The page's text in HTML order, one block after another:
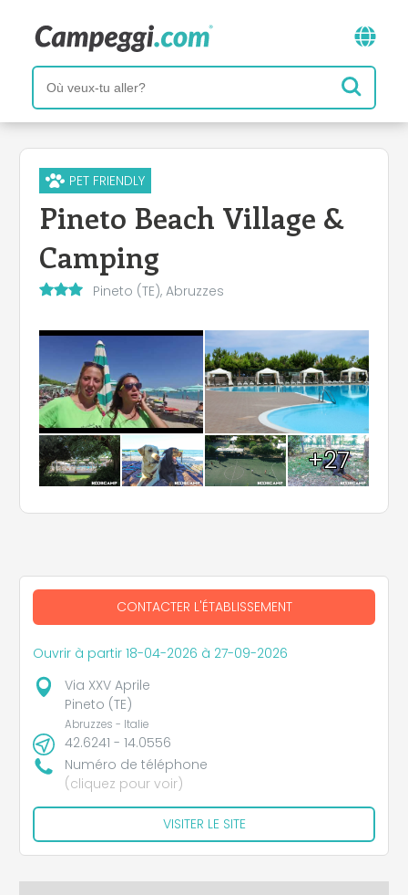
PET FRIENDLY
Pineto Beach Village &
Camping
Pineto (TE), Abruzzes
+27
CONTACTER L'ÉTABLISSEMENT
Ouvrir à partir 18-04-2026 à 27-09-2026
Via XXV Aprile
Pineto (TE)
Abruzzes - Italie
42.6241 - 14.0556
Numéro de téléphone
(cliquez pour voir)
VISITER LE SITE